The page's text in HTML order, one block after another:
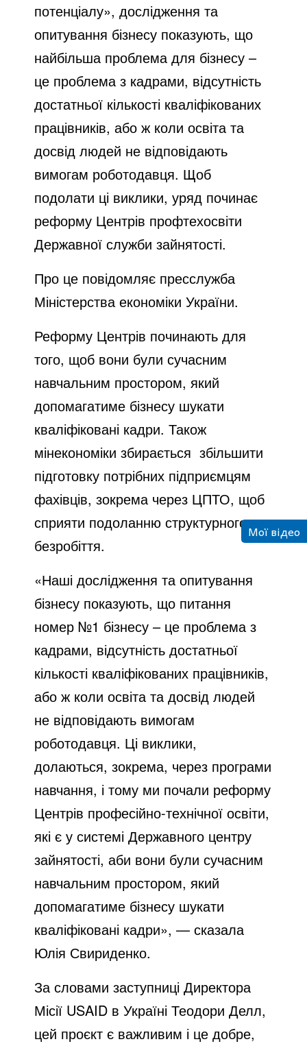
потенціалу», дослідження та
опитування бізнесу показують, що
найбільша проблема для бізнесу –
це проблема з кадрами, відсутність
достатньої кількості кваліфікованих
працівників, або ж коли освіта та
досвід людей не відповідають
вимогам роботодавця. Щоб
подолати ці виклики, уряд починає
реформу Центрів профтехосвіти
Державної служби зайнятості.
Про це повідомляє пресслужба
Міністерства економіки України.
Реформу Центрів починають для
того, щоб вони були сучасним
навчальним простором, який
допомагатиме бізнесу шукати
кваліфіковані кадри. Також
мінекономіки збирається збільшити
підготовку потрібних підприємцям
фахівців, зокрема через ЦПТО, щоб
сприяти подоланню структурного
безробіття.
«Наші дослідження та опитування
бізнесу показують, що питання
номер №1 бізнесу – це проблема з
кадрами, відсутність достатньої
кількості кваліфікованих працівників,
або ж коли освіта та досвід людей
не відповідають вимогам
роботодавця. Ці виклики,
долаються, зокрема, через програми
навчання, і тому ми почали реформу
Центрів професійно-технічної освіти,
які є у системі Державного центру
зайнятості, аби вони були сучасним
навчальним простором, який
допомагатиме бізнесу шукати
кваліфіковані кадри», — сказала
Юлія Свириденко.
За словами заступниці Директора
Місії USAID в Україні Теодори Делл,
цей проєкт є важливим і це добре,
Мої відео